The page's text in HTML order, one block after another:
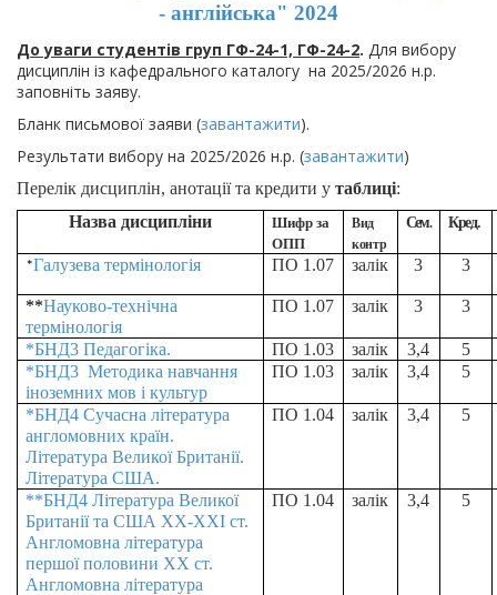
- англійська" 2024
До уваги студентів груп ГФ-24-1, ГФ-24-2. Для вибору
дисциплін із кафедрального каталогу на 2025/2026 н.р.
заповніть заяву.
Бланк письмової заяви (завантажити).
Результати вибору на 2025/2026 н.р. (завантажити)
Перелік дисциплін, анотації та кредити у таблиці:
Назва дисципліни
Шифр за
ОПП
Вид
контр
Сем. Кред.
*Галузева термінологія ПО 1.07 залік 3 3
**Науково-технічна
термінологія
ПО 1.07 залік 3 3
*БНД3 Педагогіка. ПО 1.03 залік 3,4
5
*БНД3 Методика навчання
іноземних мов і культур
ПО 1.03 залік 3,4 5
*БНД4 Сучасна література
англомовних країн.
Література Великої Британії.
Література США.
ПО 1.04 залік 3,4 5
**БНД4 Література Великої
Британії та США ХХ-ХХІ ст.
Англомовна література
першої половини ХХ ст.
Англомовна література
ПО 1.04 залік 3,4 5